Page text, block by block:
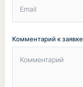
Комментарий к заявке